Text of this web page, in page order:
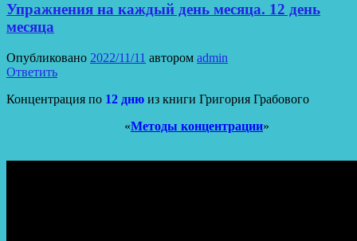
Упражнения на каждый день месяца. 12 день
месяца
Опубликовано 2022/11/11 автором admin
Ответить
Концентрация по 12 дню из книги Григория Грабового
«Методы концентрации»